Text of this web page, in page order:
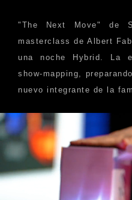
"The Next Move" de
masterclass de Albert
una noche Hybrid. La
show-mapping,
nuevo integrante de la